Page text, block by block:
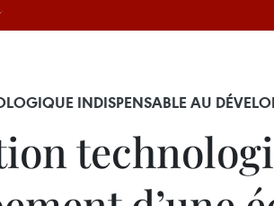
INDISPENSABLE AU